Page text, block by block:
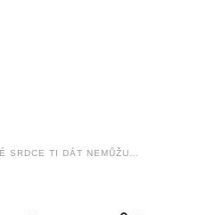
SRDCE TI DÁT NEMŮŽU…